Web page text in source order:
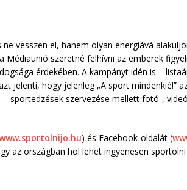
vesszen el, hanem olyan energiává
Médiaunió szeretné felhívni az emberek
érdekében. A kampányt idén is –
jelenti, hogy jelenleg „A sport mindenkié!”
sportedzések szervezése mellett fotó-,
) és Facebook-oldalát (
az országban hol lehet ingyenesen